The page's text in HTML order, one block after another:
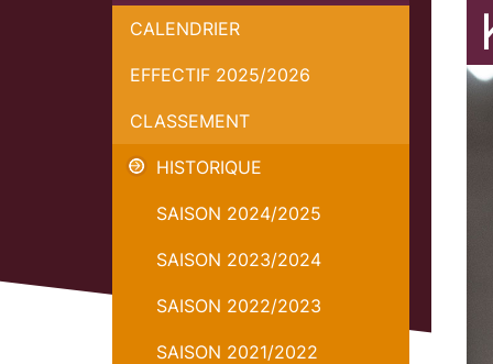
CALENDRIER
EFFECTIF 2025/2026
CLASSEMENT
HISTORIQUE
SAISON 2024/2025
SAISON 2023/2024
SAISON 2022/2023
SAISON 2021/2022